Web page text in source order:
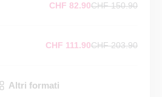
CHF 82.90CHF 150.90
CHF 111.90CHF 203.90
Altri formati